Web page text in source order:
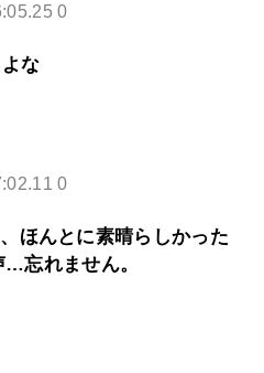
0
な
0
ほんとに素晴らしかった
忘れません。